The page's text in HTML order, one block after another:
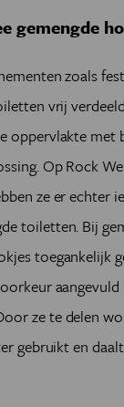
gemengde
zoals
vrij
oppervlakte
Op Rock
ze er echter
toiletten. Bij
toegankelijk
ze te delen
gebruikt en